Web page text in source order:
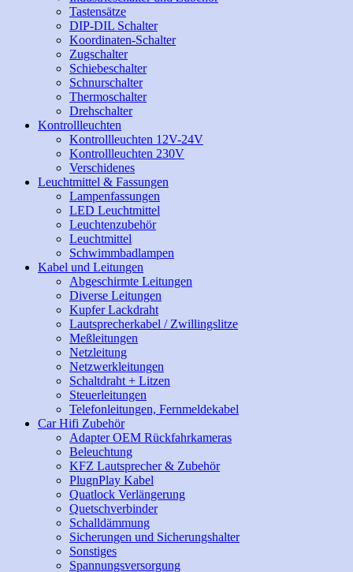
Tastensätze
DIP-DIL Schalter
Koordinaten-Schalter
Zugschalter
Schiebeschalter
Schnurschalter
Thermoschalter
Drehschalter
Kontrollleuchten
Kontrollleuchten 12V-24V
Kontrollleuchten 230V
Verschidenes
Leuchtmittel & Fassungen
Lampenfassungen
LED Leuchtmittel
Leuchtenzubehör
Leuchtmittel
Schwimmbadlampen
Kabel und Leitungen
Abgeschirmte Leitungen
Diverse Leitungen
Kupfer Lackdraht
Lautsprecherkabel / Zwillingslitze
Meßleitungen
Netzleitung
Netzwerkleitungen
Schaltdraht + Litzen
Steuerleitungen
Telefonleitungen, Fernmeldekabel
Car Hifi Zubehör
Adapter OEM Rückfahrkameras
Beleuchtung
KFZ Lautsprecher & Zubehör
PlugnPlay Kabel
Quatlock Verlängerung
Quetschverbinder
Schalldämmung
Sicherungen und Sicherungshalter
Sonstiges
Spannungsversorgung